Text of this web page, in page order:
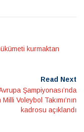
kurmaktan
Read Next
Şampiyonası’nda
Voleybol Takımı’nın
kadrosu açıklandı